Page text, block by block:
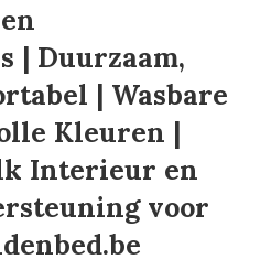
| Duurzaam,
| Wasbare
Kleuren |
Interieur en
voor